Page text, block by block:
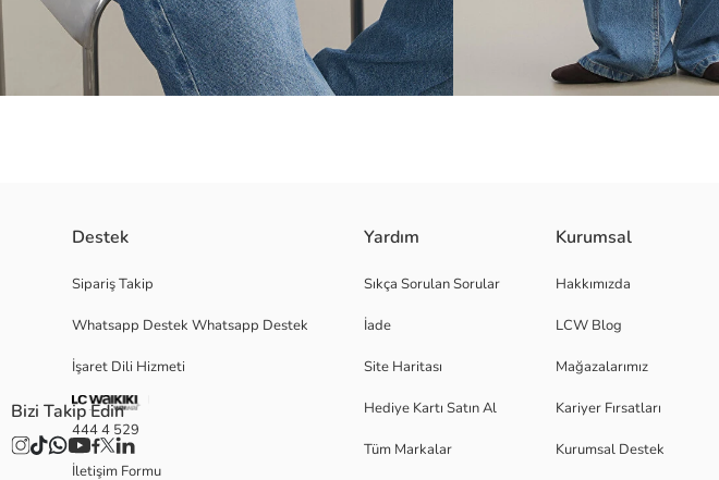
2.Kumaş:
Ana Kumaş:
Destek
Sipariş Takip
Whatsapp Destek Whatsapp Destek
İşaret Dili Hizmeti
444 4 529
İletişim Formu
Yardım
Sıkça Sorulan Sorular
İade
Site Haritası
Hediye Kartı Satın Al
Tüm Markalar
Kurumsal
Hakkımızda
LCW Blog
Mağazalarımız
Kariyer Fırsatları
Kurumsal Destek
Bizi Takip Edin